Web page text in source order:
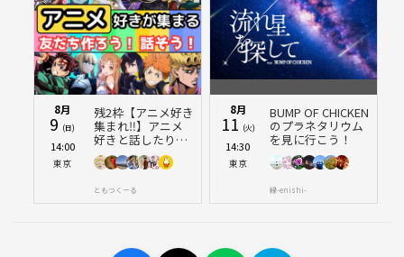
8月
9 (日)
14:00
東京
残2枠【アニメ好き
集まれ‼️】アニメ
好きと話したり、
友達作りをしよう
✨️【🔰新規大歓
ともつくーる
8月
11 (火)
14:30
東京
BUMP OF CHICKEN
のプラネタリウム
を見に行こう！
縁-enishi-